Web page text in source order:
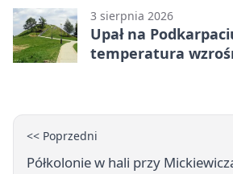
3 sierpnia 2026
Upał na
temperatura
<< Poprzedni
Półkolonie w hali przy